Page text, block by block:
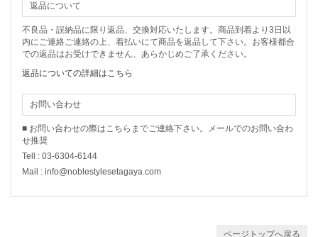
返品について
不良品・誤納品に限り返品、交換対応いたします。商品到着より3日以
内にご連絡ご連絡の上、着払いにて商品を返品して下さい。お客様都合
での返品はお受けできません、あらかじめご了承ください。
返品についての詳細はこちら
お問い合わせ
■ お問い合わせの際はこちらまでご連絡下さい。メールでのお問い合わ
せ推奨
Tell : 03-6304-6144
Mail : info@noblestylesetagaya.com
ページトップへ戻る